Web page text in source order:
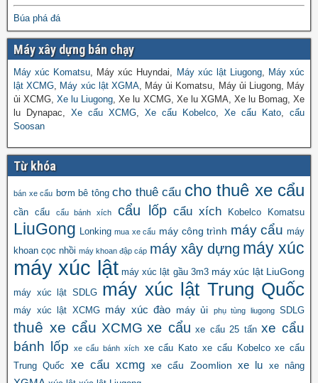
Búa phá đá
Máy xây dựng bán chạy
Máy xúc Komatsu , Máy xúc Huyndai, Máy xúc lật Liugong, Máy xúc
lật XCMG Máy xúc lật XGMA, Máy ủi Komatsu, Máy ủi Liugong, Máy
ủi XCMG,Xe lu Liugong , Xe lu XCMG, Xe lu XGMA, Xe lu Bomag, Xe
lu Dynapac, Xe cẩu XCMG Xe cẩu Kobelco Xe cẩu Kato
cẩu
Soosan
Từ khóa
bán xe cẩu bơm bê tông cho thuê cẩu cho thuê xe cẩu
cần cẩu cẩu bánh xích cẩu lốp cẩu xích Kobelco Komatsu
LiuGong Lonking mua xe cẩu máy công trình máy cẩu máy
khoan cọc nhồi máy khoan đập cáp máy xây dựng máy xúc
máy xúc lật máy xúc lật gầu 3m3 máy xúc lật LiuGong
máy xúc lật SDLG máy xúc lật Trung Quốc
máy xúc lật XCMG máy xúc đào máy ủi phụ tùng liugong SDLG
thuê xe cẩu XCMG xe cẩu xe cẩu 25 tấn xe cẩu
bánh lốp
xe cẩu bánh xích xe cẩu Kato xe cẩu Kobelco xe cẩu
Trung Quốc
xe cẩu xcmg xe cẩu Zoomlion xe lu xe nâng